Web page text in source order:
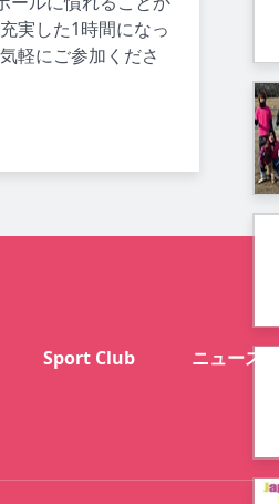
実した1時間になっ
軽にご参加くださ
Sport Club ニュース